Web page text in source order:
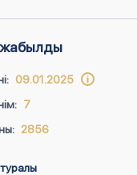
09.01.2025
7
2856